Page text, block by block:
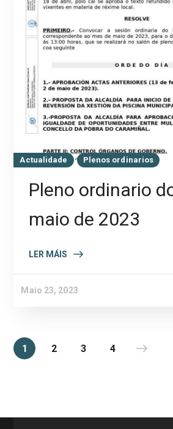
Actualidade Plenos ordinarios
Pleno ordinario
maio de 2023
LER MÁIS
Maio 23, 2023
1 2 3 4